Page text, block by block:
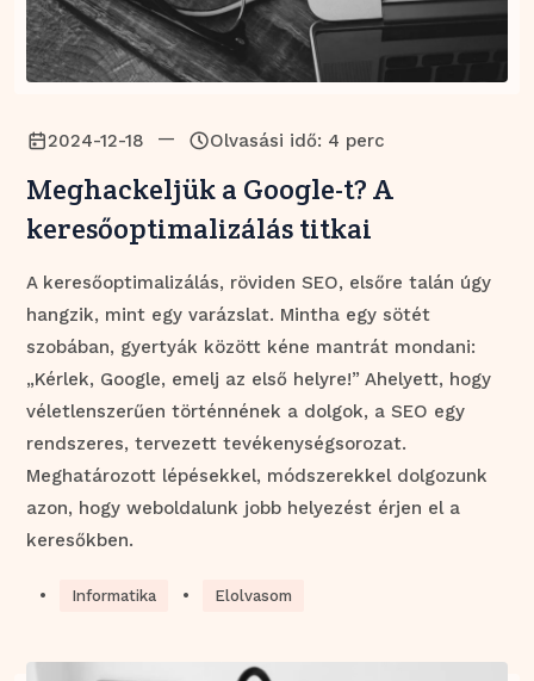
2024-12-18 — Olvasási idő: 4 perc
Meghackeljük a Google-t? A
keresőoptimalizálás titkai
A keresőoptimalizálás, röviden SEO, elsőre talán úgy
hangzik, mint egy varázslat. Mintha egy sötét
szobában, gyertyák között kéne mantrát mondani:
„Kérlek, Google, emelj az első helyre!” Ahelyett, hogy
véletlenszerűen történnének a dolgok, a SEO egy
rendszeres, tervezett tevékenységsorozat.
Meghatározott lépésekkel, módszerekkel dolgozunk
azon, hogy weboldalunk jobb helyezést érjen el a
keresőkben.
• Informatika • Elolvasom